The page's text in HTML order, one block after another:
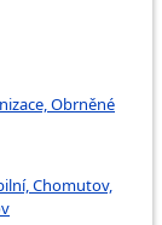
Obrněné
Chomutov,